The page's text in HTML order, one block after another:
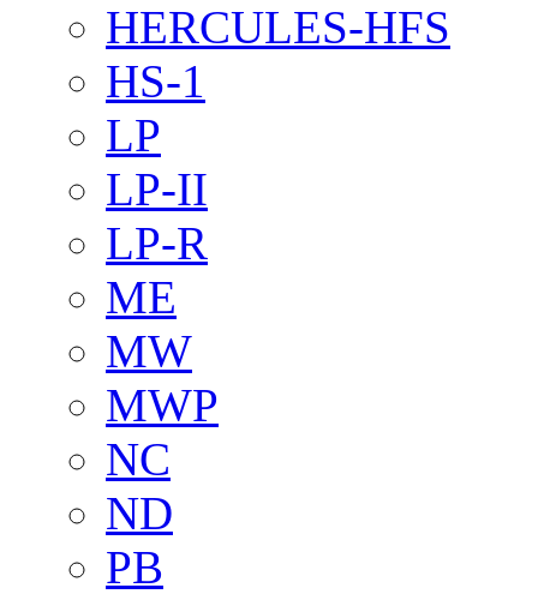
HERCULES-HFS
HS-1
LP
LP-II
LP-R
ME
MW
MWP
NC
ND
PB